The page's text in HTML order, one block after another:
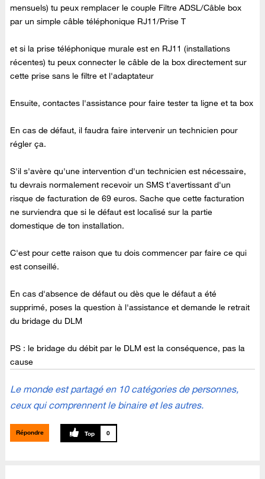
mensuels) tu peux remplacer le couple Filtre ADSL/Câble box
par un simple câble téléphonique RJ11/Prise T
et si la prise téléphonique murale est en RJ11 (installations
récentes) tu peux connecter le câble de la box directement sur
cette prise sans le filtre et l'adaptateur
Ensuite, contactes l'assistance pour faire tester ta ligne et ta box
En cas de défaut, il faudra faire intervenir un technicien pour
régler ça.
S'il s'avère qu'une intervention d'un technicien est nécessaire,
tu devrais normalement recevoir un SMS t'avertissant d'un
risque de facturation de 69 euros. Sache que cette facturation
ne surviendra que si le défaut est localisé sur la partie
domestique de ton installation.
C'est pour cette raison que tu dois commencer par faire ce qui
est conseillé.
En cas d'absence de défaut ou dès que le défaut a été
supprimé, poses la question à l'assistance et demande le retrait
du bridage du DLM
PS : le bridage du débit par le DLM est la conséquence, pas la
cause
Le monde est partagé en 10 catégories de personnes,
ceux qui comprennent le binaire et les autres.
Répondre 0